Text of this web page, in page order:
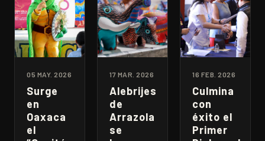
05 MAY. 2026
Surge
en
Oaxaca
el
17 MAR. 2026
Alebrijes
de
Arrazola
se
16 FEB. 2026
Culmina
con
éxito el
Primer